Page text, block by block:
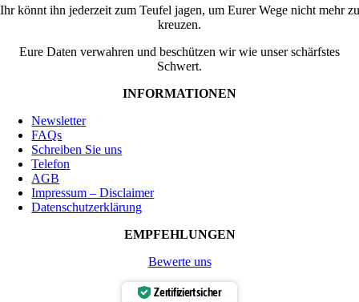
Ihr könnt ihn jederzeit zum Teufel jagen, um Eurer Wege nicht mehr zu
kreuzen.
Eure Daten verwahren und beschützen wir wie unser schärfstes
Schwert.
INFORMATIONEN
Newsletter
FAQs
Schreiben Sie uns
Telefon
AGB
Impressum – Disclaimer
Datenschutzerklärung
EMPFEHLUNGEN
Bewerte uns
Zertifiziert sicher